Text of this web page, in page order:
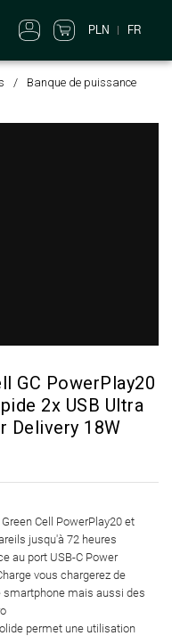
PLN FR
Banque de puissance
GC PowerPlay20
2x USB Ultra
Delivery 18W
Green Cell PowerPlay20 et
jusqu'à 72 heures
au port USB-C Power
vous chargerez de
smartphone mais aussi des
permet une utilisation